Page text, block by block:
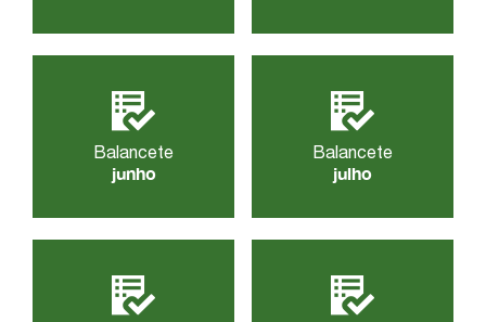
Balancete
junho
Balancete
julho